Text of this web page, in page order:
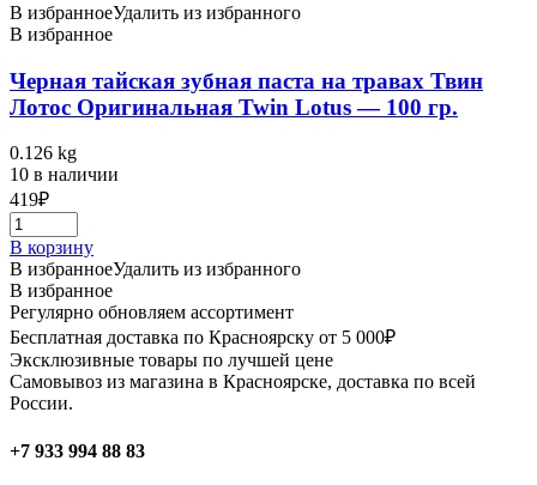
В избранноеУдалить из избранного
В избранное
Черная тайская зубная паста на травах Твин
Лотос Оригинальная Twin Lotus — 100 гр.
0.126 kg
10 в наличии
419₽
В корзину
В избранноеУдалить из избранного
В избранное
Регулярно обновляем ассортимент
Бесплатная доставка по Красноярску от 5 000₽
Эксклюзивные товары по лучшей цене
Самовывоз из магазина в Красноярске, доставка по всей
России.
+7 933 994 88 83